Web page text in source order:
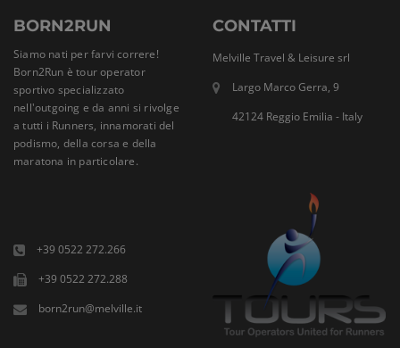
BORN2RUN
Siamo nati per farvi correre!
Born2Run è tour operator
sportivo specializzato
nell'outgoing e da anni si rivolge
a tutti i Runners, innamorati del
podismo, della corsa e della
maratona in particolare.
CONTATTI
Melville Travel & Leisure srl
Largo Marco Gerra, 9
42124 Reggio Emilia - Italy
+39 0522 272.266
+39 0522 272.288
born2run@melville.it